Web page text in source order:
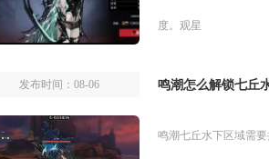
度。观星
发布时间：08-06 鸣潮怎么解锁七丘
鸣潮七丘水下区域需